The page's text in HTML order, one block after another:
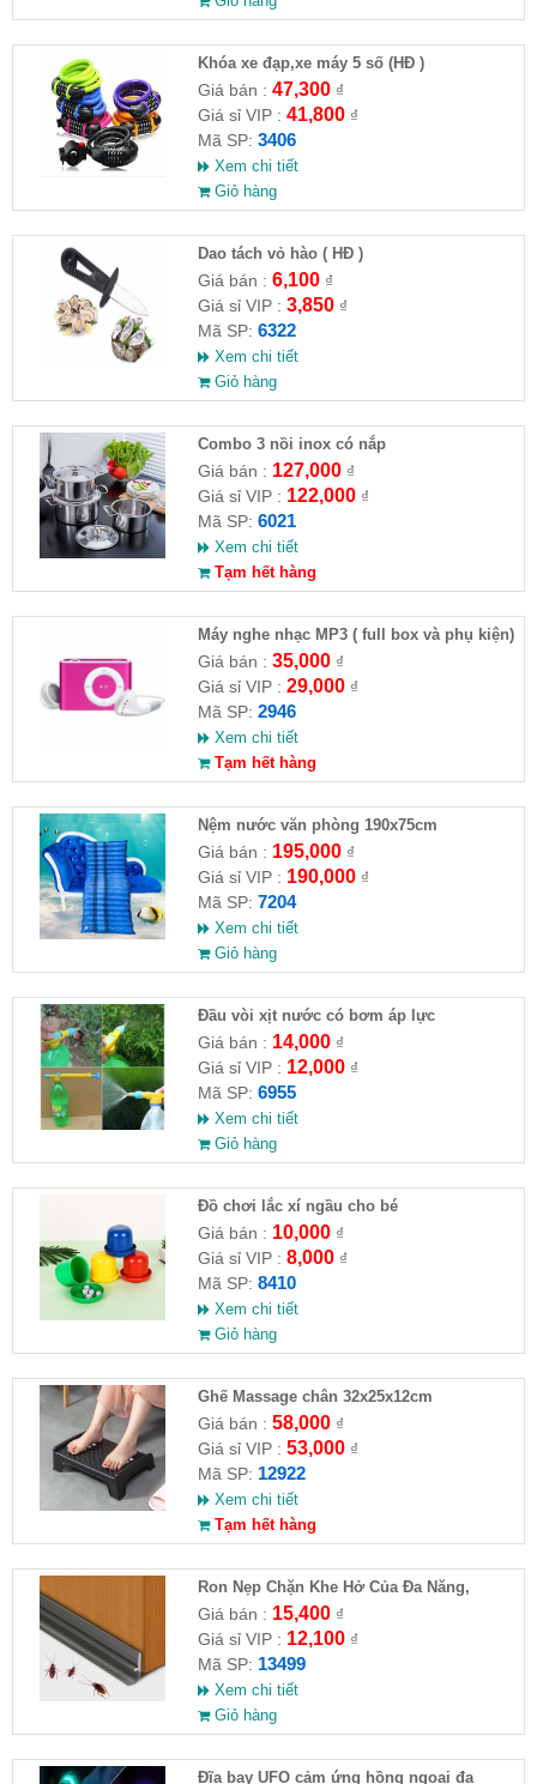
Khóa xe đạp,xe máy 5 số (HĐ )
Giá bán : 47,300₫
Giá sỉ VIP : 41,800₫
Mã SP: 3406
Xem chi tiết
Giỏ hàng
Dao tách vỏ hào ( HĐ )
Giá bán : 6,100₫
Giá sỉ VIP : 3,850₫
Mã SP: 6322
Xem chi tiết
Giỏ hàng
Combo 3 nồi inox có nắp
Giá bán : 127,000₫
Giá sỉ VIP : 122,000₫
Mã SP: 6021
Xem chi tiết
Tạm hết hàng
Máy nghe nhạc MP3 ( full box và phụ kiện)
Giá bán : 35,000₫
Giá sỉ VIP : 29,000₫
Mã SP: 2946
Xem chi tiết
Tạm hết hàng
Nệm nước văn phòng 190x75cm
Giá bán : 195,000₫
Giá sỉ VIP : 190,000₫
Mã SP: 7204
Xem chi tiết
Giỏ hàng
Đầu vòi xịt nước có bơm áp lực
Giá bán : 14,000₫
Giá sỉ VIP : 12,000₫
Mã SP: 6955
Xem chi tiết
Giỏ hàng
Đồ chơi lắc xí ngầu cho bé
Giá bán : 10,000₫
Giá sỉ VIP : 8,000₫
Mã SP: 8410
Xem chi tiết
Giỏ hàng
Ghế Massage chân 32x25x12cm
Giá bán : 58,000₫
Giá sỉ VIP : 53,000₫
Mã SP: 12922
Xem chi tiết
Tạm hết hàng
Ron Nẹp Chặn Khe Hở Của Đa Năng,
Chống Côn Trùng( HĐ )
Giá bán : 15,400₫
Giá sỉ VIP : 12,100₫
Mã SP: 13499
Xem chi tiết
Giỏ hàng
Đĩa bay UFO cảm ứng hồng ngoại đa